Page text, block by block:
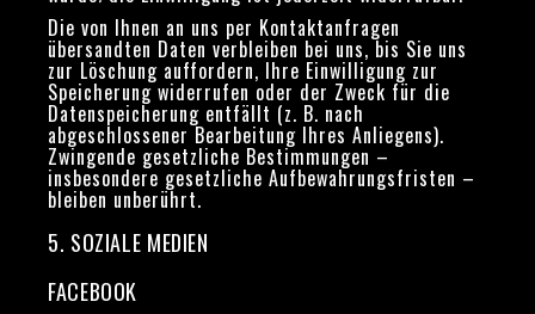
Die von Ihnen an uns per Kontaktanfragen
übersandten Daten verbleiben bei uns, bis Sie uns
zur Löschung auffordern, Ihre Einwilligung zur
Speicherung widerrufen oder der Zweck für die
Datenspeicherung entfällt (z. B. nach
abgeschlossener Bearbeitung Ihres Anliegens).
Zwingende gesetzliche Bestimmungen –
insbesondere gesetzliche Aufbewahrungsfristen –
bleiben unberührt.
5. SOZIALE MEDIEN
FACEBOOK